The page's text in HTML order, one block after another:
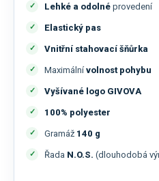
Lehké a odolné provedení
Elastický pas
Vnitřní stahovací šňůrka
Maximální volnost pohybu
Vyšívané logo GIVOVA
100% polyester
Gramáž 140 g
Řada N.O.S. (dlouhodobá